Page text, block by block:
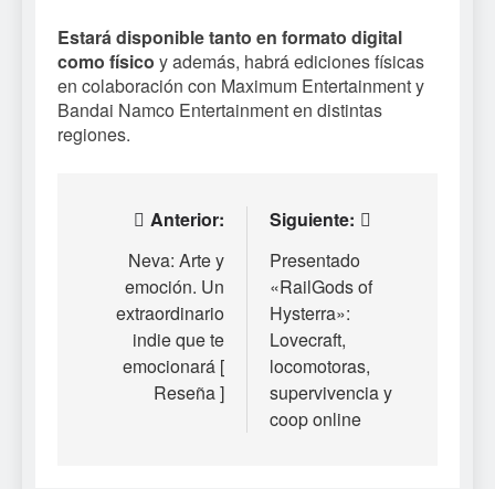
Estará disponible tanto en formato digital
como físico y además, habrá ediciones físicas
en colaboración con Maximum Entertainment y
Bandai Namco Entertainment en distintas
regiones.
Navegación
entradas
Anterior:
Neva: Arte y
emoción. Un
extraordinario
indie que te
emocionará [
Reseña ]
Siguiente:
Presentado
«RailGods of
Hysterra»:
Lovecraft,
locomotoras,
supervivencia y
coop online